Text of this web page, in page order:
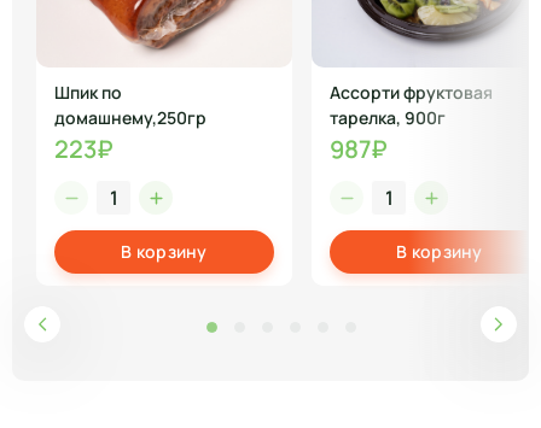
Шпик по
домашнему,250гр
223₽
В корзину
Ассорти фруктовая
тарелка, 900г
987₽
В корзину